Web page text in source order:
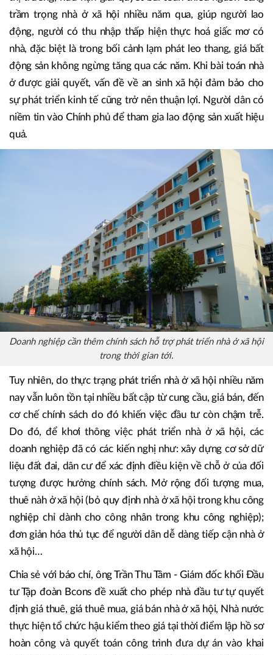
trầm trọng nhà ở xã hội nhiều năm qua, giúp người lao
động, người có thu nhập thấp hiện thực hoá giấc mơ có
nhà, đặc biệt là trong bối cảnh lạm phát leo thang, giá bất
động sản không ngừng tăng qua các năm. Khi bài toán nhà
ở được giải quyết, vấn đề về an sinh xã hội đảm bảo cho
sự phát triển kinh tế cũng trở nên thuận lợi. Người dân có
niềm tin vào Chính phủ để tham gia lao động sản xuất hiệu
quả.
Doanh nghiệp cần thêm chính sách hỗ trợ phát triển nhà ở xã hội
trong thời gian tới.
Tuy nhiên, do thực trạng phát triển nhà ở xã hội nhiều năm
nay vẫn luôn tồn tại nhiều bất cập từ cung cầu, giá bán, đến
cơ chế chính sách do đó khiến việc đầu tư còn chậm trễ.
Do đó, để khơi thông việc phát triển nhà ở xã hội, các
doanh nghiệp đã có các kiến nghị như: xây dựng cơ sở dữ
liệu đất đai, dân cư để xác định điều kiện về chỗ ở của đối
tượng được hưởng chính sách. Mở rộng đối tượng mua,
thuê nàh ở xã hội (bỏ quy định nhà ở xã hội trong khu công
nghiệp chỉ dành cho công nhân trong khu công nghiệp);
đơn giản hóa thủ tục để người dân dễ dàng tiếp cận nhà ở
xã hội…
Chia sẻ với báo chí, ông Trần Thu Tâm - Giám đốc khối Đầu
tư Tập đoàn Bcons đề xuất cho phép nhà đầu tư tự quyết
định giá thuê, giá thuê mua, giá bán nhà ở xã hội, Nhà nước
thực hiện tổ chức hậu kiểm theo giá tại thời điểm lập hồ sơ
hoàn công và quyết toán công trình đưa dự án vào khai